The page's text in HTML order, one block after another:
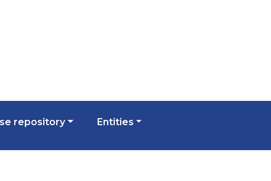
repository Entities